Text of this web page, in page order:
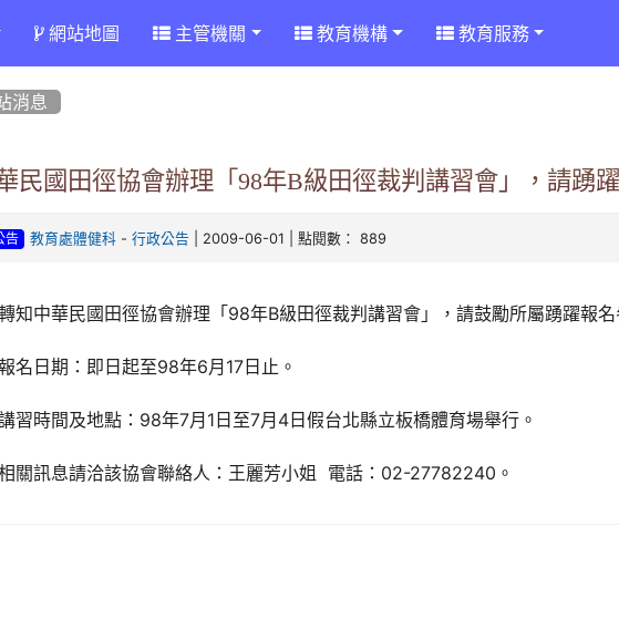
網站地圖 主管機關 教育機構 教育服務
消息
民國田徑協會辦理「98年B級田徑裁判講習會」，請踴
告 教育處體健科 - 行政公告 | 2009-06-01 | 點閱數： 889
知中華民國田徑協會辦理「98年B級田徑裁判講習會」，請鼓勵所屬踴躍報名
名日期：即日起至98年6月17日止。
習時間及地點：98年7月1日至7月4日假台北縣立板橋體育場舉行。
關訊息請洽該協會聯絡人：王麗芳小姐 電話：02-27782240。